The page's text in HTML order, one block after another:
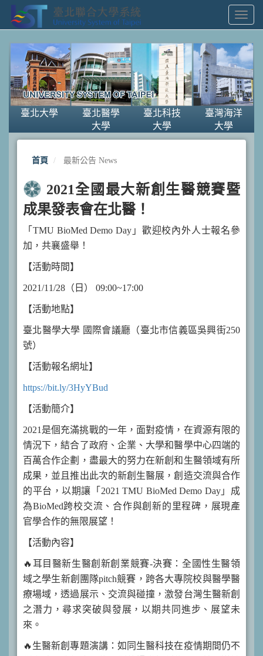
臺北大學
臺北醫學
大學
臺北科技
大學
臺灣海洋
大學
首頁 最新公告 News
2021全國最大新創生醫競賽暨
成果發表會在北醫！
「TMU BioMed Demo Day」歡迎校內外人士報名參
加，共襄盛舉！
【活動時間】
2021/11/28（日） 09:00~17:00
【活動地點】
臺北醫學大學 國際會議廳（臺北市信義區吳興街250
號）
【活動報名網址】
https://bit.ly/3HyYBud
【活動簡介】
2021是個充滿挑戰的一年，面對疫情，在資源有限的
情況下，結合了政府、企業、大學和醫學中心四端的
百萬合作企劃，盡最大的努力在新創和生醫領域有所
成果，並且推出此次的新創生醫展，創造交流與合作
的平台，以期讓「2021 TMU BioMed Demo Day」成
為BioMed跨校交流、合作與創新的里程碑，展現產
官學合作的無限展望！
【活動內容】
🔥耳目醫新生醫創新創業競賽-決賽：全國性生醫領
域之學生新創團隊pitch競賽，跨各大專院校與醫學醫
療場域，透過展示、交流與碰撞，激發台灣生醫新創
之潛力，尋求突破與發展，以期共同進步、展望未
來。
🔥生醫新創專題演講：如同生醫科技在疫情期間仍不